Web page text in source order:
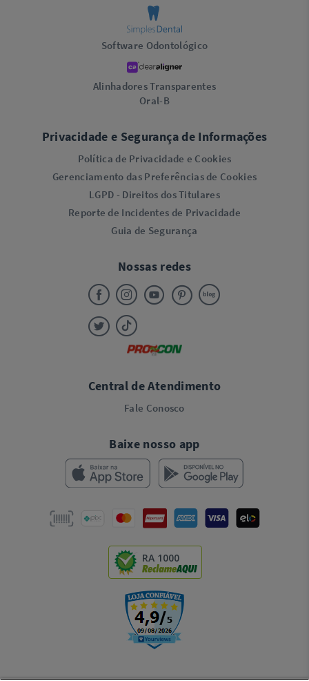
Software Odontológico
Alinhadores Transparentes
Oral-B
Privacidade e Segurança de Informações
Política de Privacidade e Cookies
Gerenciamento das Preferências de Cookies
LGPD - Direitos dos Titulares
Reporte de Incidentes de Privacidade
Guia de Segurança
Nossas redes
Central de Atendimento
Fale Conosco
Baixe nosso app
RA 1000